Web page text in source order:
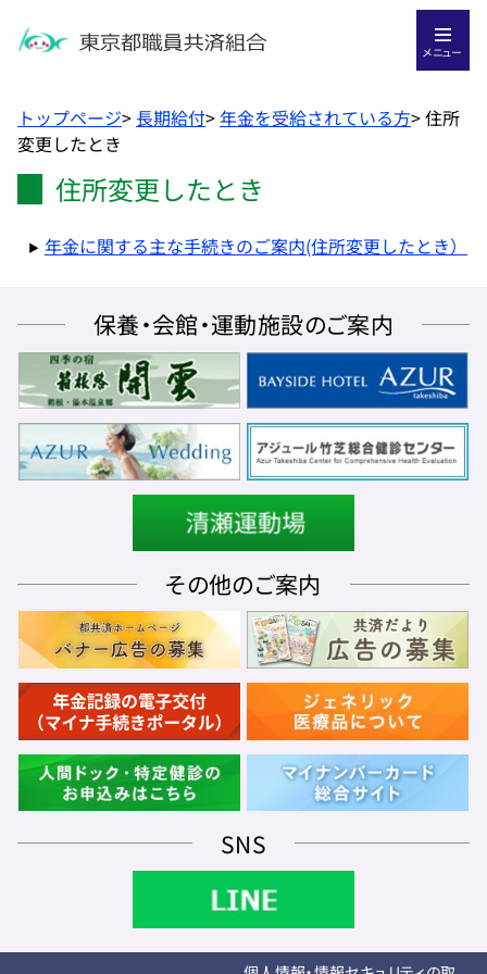
メニュー
トップページ>長期給付>年金を受給されている方>住所
変更したとき
住所変更したとき
年金に関する主な手続きのご案内(住所変更したとき）
保養・会館・運動施設のご案内
その他のご案内
SNS